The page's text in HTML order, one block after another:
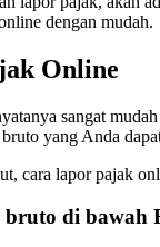
dengan mudah.
Online
sangat
yang Anda
cara lapor pajak
di bawah